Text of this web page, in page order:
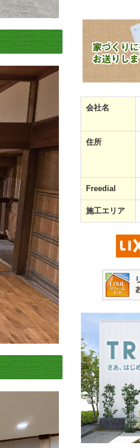
会社名
住所
Freedial
施工エリア